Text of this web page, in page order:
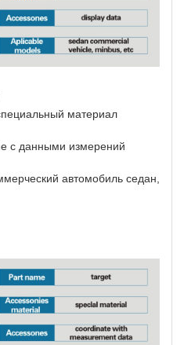
материал
с данными измерений
автомобиль седан,